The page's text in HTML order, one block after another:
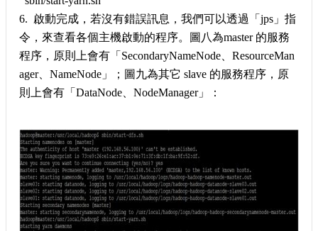
6. 啟動完成，若沒有錯誤訊息，我們可以透過「jps」指
令，來查看各個主機啟動的程序。圖八為master 的服務
程序，原則上會有「SecondaryNameNode、ResourceMan
ager、NameNode」；圖九為其它 slave 的服務程序，原
則上會有「DataNode、NodeManager」：